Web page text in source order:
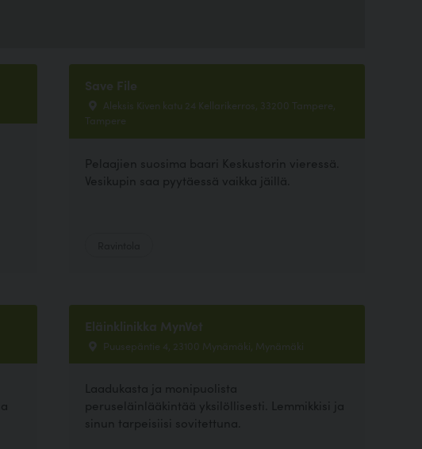
Save File
Aleksis Kiven katu 24 Kellarikerros, 33200 Tampere,
Tampere
Pelaajien suosima baari Keskustorin vieressä.
Vesikupin saa pyytäessä vaikka jäillä.
Eläinklinikka MynVet
Puusepäntie 4, 23100 Mynämäki, Mynämäki
Laadukasta ja monipuolista
peruseläinlääkintää yksilöllisesti. Lemmikkisi ja
sinun tarpeisiisi sovitettuna.